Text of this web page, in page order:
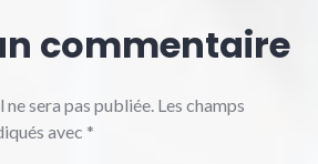
commentaire
sera pas publiée. Les champs
avec *